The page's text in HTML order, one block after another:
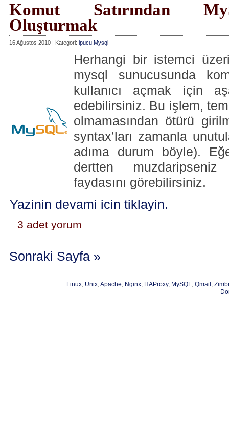
Komut Satırından
Oluşturmak
16 Ağustos 2010 | Kategori: ipucu Mysql
Herhangi bir istemci
mysql sunucusunda
kullanıcı açmak için
edebilirsiniz. Bu işlem,
olmamasından ötürü
syntax’ları zamanla
adıma durum böyle).
dertten
faydasını görebilirsiniz.
Yazinin devami icin tiklayin.
3 adet yorum
Sonraki Sayfa »
Linux Unix Apache Nginx HAProxy, MySQL Qmail